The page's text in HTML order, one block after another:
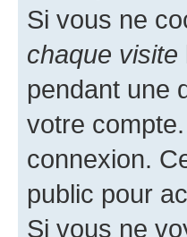
Si vous ne
chaque visite
pendant une
votre
connexion.
public pour
Si vous ne